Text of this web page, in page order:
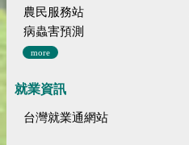
農民服務站
病蟲害預測
more
就業資訊
台灣就業通網站